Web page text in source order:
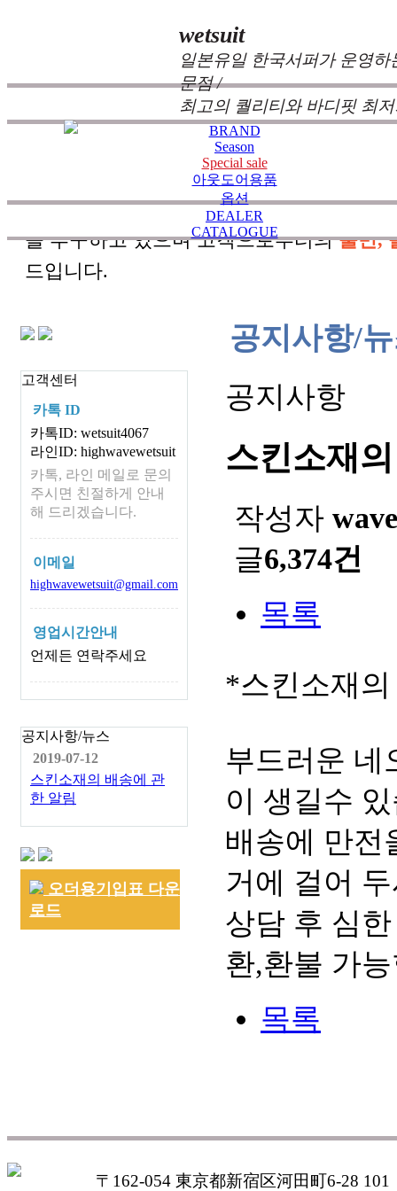
wetsuit
일본유일 한국서퍼가 운영
문점 /
최고의 퀄리티와 바디핏 최
BRAND
Season
Special sale
아웃도어용품
옵션
DEALER
CATALOGUE
는 서퍼들의 느낌과 의견
즐거움을 대화하는 것에 목표를 두고 있습
을 추구하고 있으며 고객으로부터의불만,
드입니다.
고객센터
카톡 ID
카톡ID: wetsuit4067
라인ID: highwavewetsuit
카톡, 라인 메일로 문의
주시면 친절하게 안내
해 드리겠습니다.
이메일
highwavewetsuit@gmail.com
영업시간안내
언제든 연락주세요
공지사항/뉴스
2019-07-12
스킨소재의 배송에 관
한 알림
오더용기입표 다운
로드
공지사항/
공지사항
스킨소재
작성자 wave
글6,374건
목록
*스킨소재
부드러운 네
이 생길수
배송에 만전
거에 걸어
상담 후 심
환,환불 가
목록
〒162-054 東京都新宿区河田町6-28 101